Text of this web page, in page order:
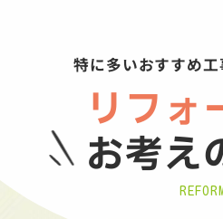
特に多いおすすめ
リフォ
お考え